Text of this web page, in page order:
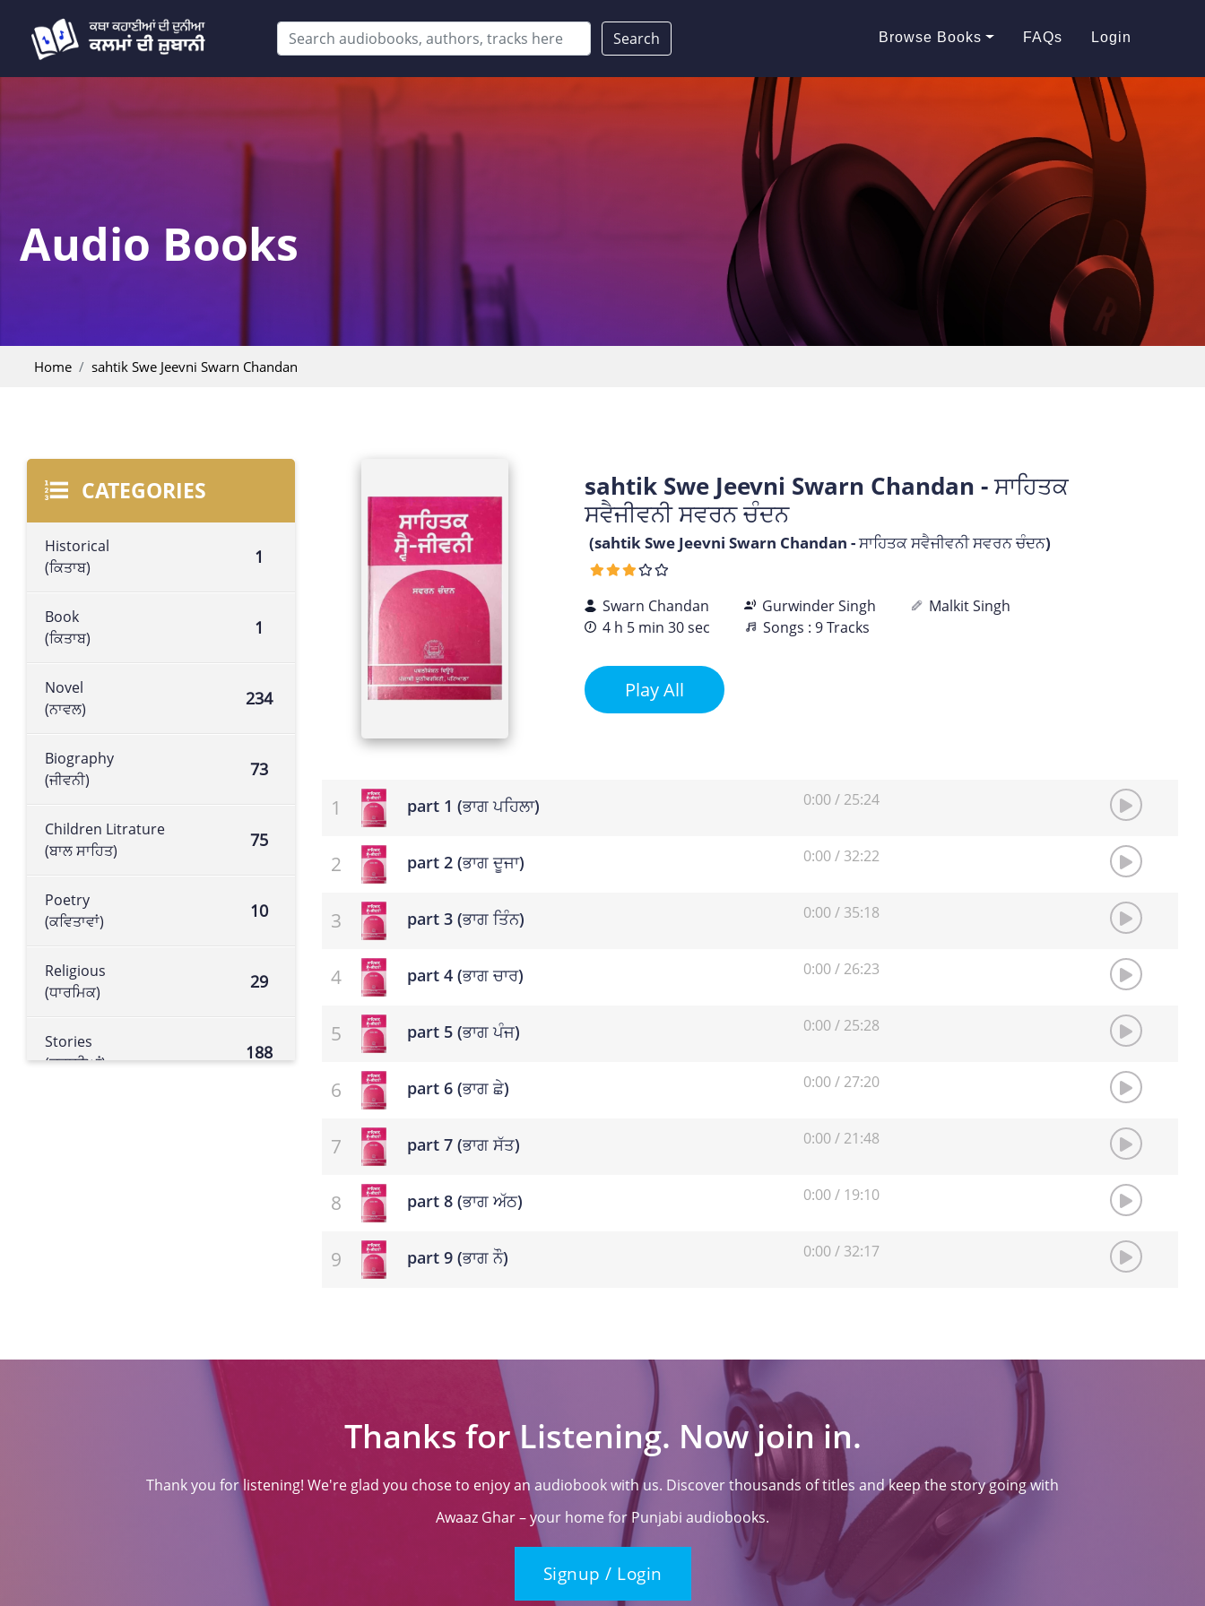
Search Browse Books FAQs Login
Audio Books
Home sahtik Swe Jeevni Swarn Chandan
CATEGORIES
Historical
(ਕਿਤਾਬ)
1
Book
(ਕਿਤਾਬ)
1
Novel
(ਨਾਵਲ)
234
Biography
(ਜੀਵਨੀ)
73
Children Litrature
(ਬਾਲ ਸਾਹਿਤ)
75
Poetry
(ਕਵਿਤਾਵਾਂ)
10
Religious
(ਧਾਰਮਿਕ)
29
Stories
(ਕਹਾਣੀਆਂ)
188
sahtik Swe Jeevni Swarn Chandan - ਸਾਹਿਤਕ
ਸਵੈਜੀਵਨੀ ਸਵਰਨ ਚੰਦਨ
(sahtik Swe Jeevni Swarn Chandan - ਸਾਹਿਤਕ ਸਵੈਜੀਵਨੀ ਸਵਰਨ ਚੰਦਨ)
Swarn Chandan Gurwinder Singh
Malkit Singh
4 h 5 min 30 sec
Songs : 9 Tracks
Play All
part 1 (ਭਾਗ ਪਹਿਲਾ) 0:00/ 25:24
part 2 (ਭਾਗ ਦੂਜਾ) 0:00/ 32:22
part 3 (ਭਾਗ ਤਿੰਨ) 0:00/ 35:18
part 4 (ਭਾਗ ਚਾਰ) 0:00/ 26:23
part 5 (ਭਾਗ ਪੰਜ) 0:00/ 25:28
part 6 (ਭਾਗ ਛੇ) 0:00/ 27:20
part 7 (ਭਾਗ ਸੱਤ) 0:00/ 21:48
part 8 (ਭਾਗ ਅੱਠ) 0:00/ 19:10
part 9 (ਭਾਗ ਨੌ) 0:00/ 32:17
Thanks for Listening. Now join in.
Thank you for listening! We're glad you chose to enjoy an audiobook with us. Discover thousands of titles and keep the story going with
Awaaz Ghar – your home for Punjabi audiobooks.
Signup / Login